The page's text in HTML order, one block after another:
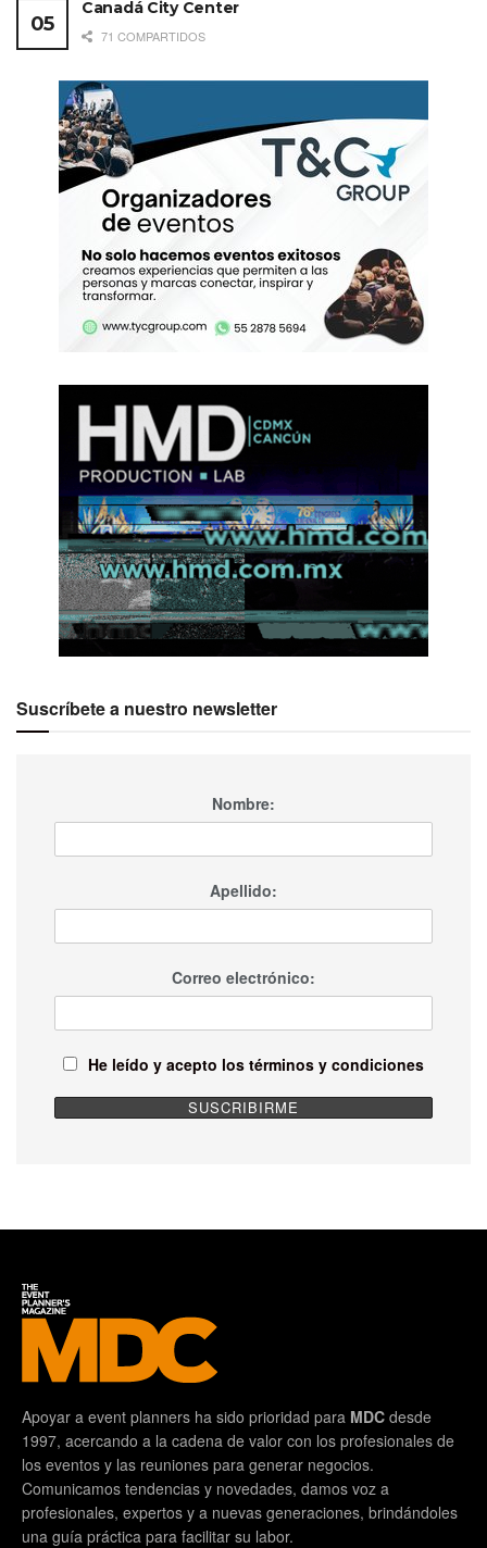
Canadá City Center
71 COMPARTIDOS
Suscríbete a nuestro newsletter
Nombre:
Apellido:
Correo electrónico:
He leído y acepto los términos y condiciones
Apoyar a event planners ha sido prioridad para MDC desde
1997, acercando a la cadena de valor con los profesionales de
los eventos y las reuniones para generar negocios.
Comunicamos tendencias y novedades, damos voz a
profesionales, expertos y a nuevas generaciones, brindándoles
una guía práctica para facilitar su labor.